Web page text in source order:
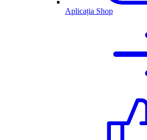
Aplicația Shop